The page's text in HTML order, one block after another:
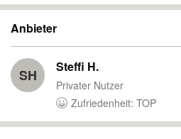
Anbieter
SH Steffi H.
Privater Nutzer
Zufriedenheit: TOP